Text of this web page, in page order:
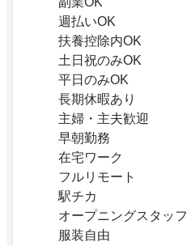
週払いOK
扶養控除内OK
土日祝のみOK
平日のみOK
長期休暇あり
主婦・主夫歓迎
早朝勤務
在宅ワーク
フルリモート
駅チカ
オープニングスタッフ
服装自由